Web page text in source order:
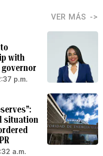
VER MÁS
with
p.m.
situation
a.m.